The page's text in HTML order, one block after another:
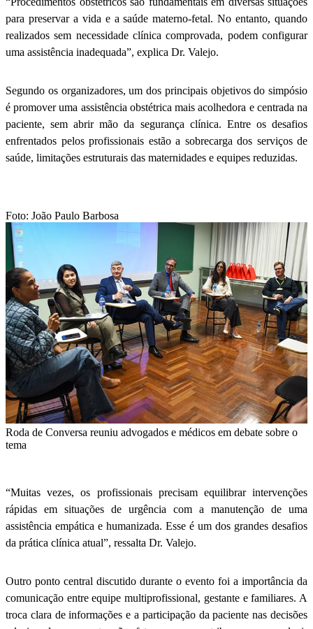
para preservar a vida e a saúde materno-fetal. No entanto, quando
realizados sem necessidade clínica comprovada, podem configurar
uma assistência inadequada”, explica Dr. Valejo.
Segundo os organizadores, um dos principais objetivos do simpósio
é promover uma assistência obstétrica mais acolhedora e centrada na
paciente, sem abrir mão da segurança clínica. Entre os desafios
enfrentados pelos profissionais estão a sobrecarga dos serviços de
saúde, limitações estruturais das maternidades e equipes reduzidas.
Foto: João Paulo Barbosa
Roda de Conversa reuniu advogados e médicos em debate sobre o
tema
“Muitas vezes, os profissionais precisam equilibrar intervenções
rápidas em situações de urgência com a manutenção de uma
assistência empática e humanizada. Esse é um dos grandes desafios
da prática clínica atual”, ressalta Dr. Valejo.
Outro ponto central discutido durante o evento foi a importância da
comunicação entre equipe multiprofissional, gestante e familiares. A
troca clara de informações e a participação da paciente nas decisões